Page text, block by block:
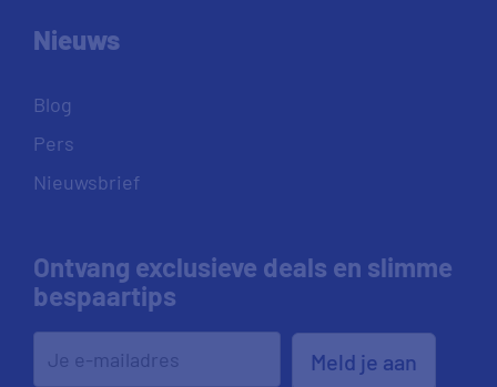
Nieuws
Blog
Pers
Nieuwsbrief
Ontvang exclusieve deals en slimme
bespaartips
Meld je aan